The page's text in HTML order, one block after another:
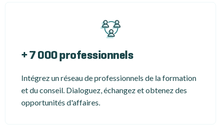
+ 7 000 professionnels
Intégrez un réseau de professionnels de la formation
et du conseil. Dialoguez, échangez et obtenez des
opportunités d'affaires.